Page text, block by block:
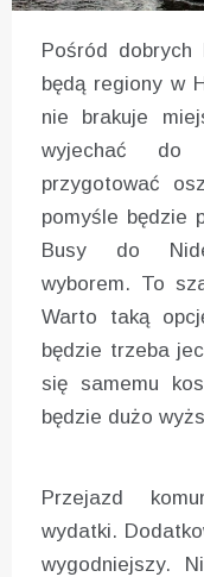
Pośród dobrych
będą regiony w
nie brakuje
wyjechać do
przygotować
pomyśle będzie
Busy do
wyborem. To
Warto taką
będzie trzeba
się samemu
będzie dużo
Przejazd
wydatki.
wygodniejszy.